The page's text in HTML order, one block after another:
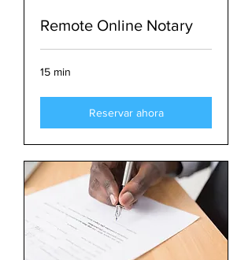
Remote Online Notary
15 min
Reservar ahora